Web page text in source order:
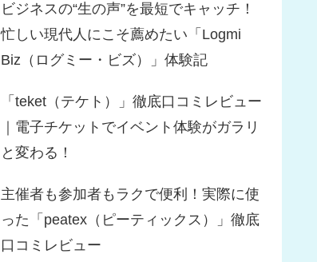
ビジネスの“生の声”を最短でキャッチ！
忙しい現代人にこそ薦めたい「Logmi
Biz（ログミー・ビズ）」体験記
「teket（テケト）」徹底口コミレビュー
｜電子チケットでイベント体験がガラリ
と変わる！
主催者も参加者もラクで便利！実際に使
った「peatex（ピーティックス）」徹底
口コミレビュー